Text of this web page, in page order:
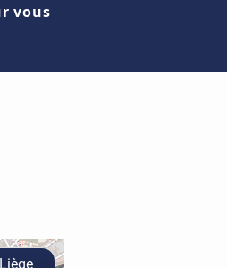
vous
Liège